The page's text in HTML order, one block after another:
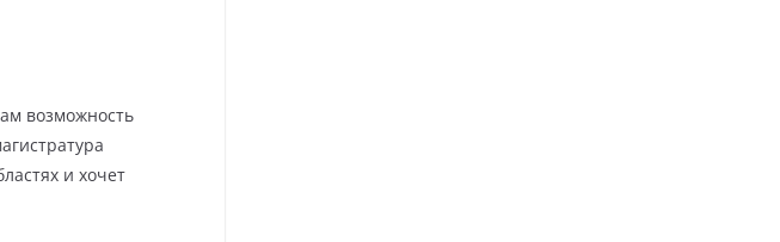
возможность
и хочет